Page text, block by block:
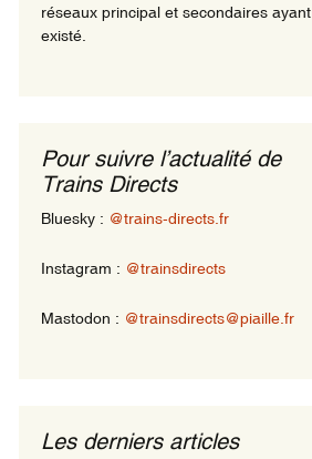
réseaux principal et secondaires ayant
existé.
Pour suivre l’actualité de
Trains Directs
Bluesky : @trains-directs.fr
Instagram : @trainsdirects
Mastodon : @trainsdirects@piaille.fr
Les derniers articles